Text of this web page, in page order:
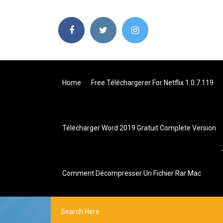
Home Free Téléchargerer For Netflix 1.0.7.119
Télécharger Word 2019 Gratuit Complete Version
Comment Décompresser Un Fichier Rar Mac